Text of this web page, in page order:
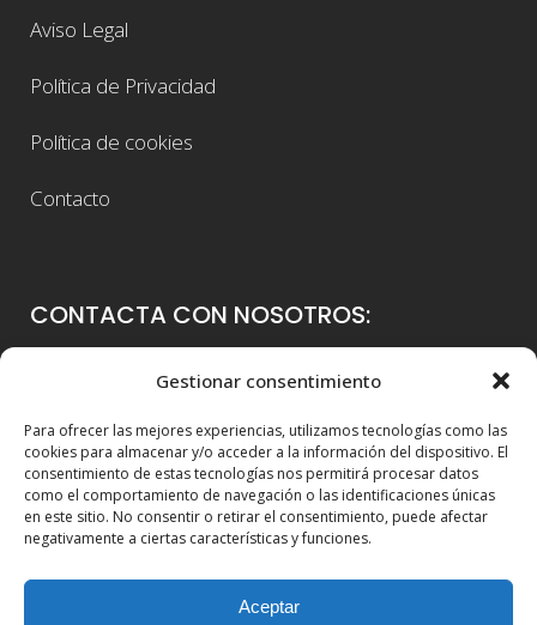
Gestionar consentimiento
Para ofrecer las mejores experiencias, utilizamos tecnologías como las
cookies para almacenar y/o acceder a la información del dispositivo. El
consentimiento de estas tecnologías nos permitirá procesar datos
como el comportamiento de navegación o las identificaciones únicas
en este sitio. No consentir o retirar el consentimiento, puede afectar
negativamente a ciertas características y funciones.
Aceptar
Aviso Legal
Política de Privacidad
Política de cookies
Contacto
CONTACTA CON NOSOTROS:
Colegio Guadalaviar
46021 Valencia
96 339 36 00
info@colegioguadalaviar.es